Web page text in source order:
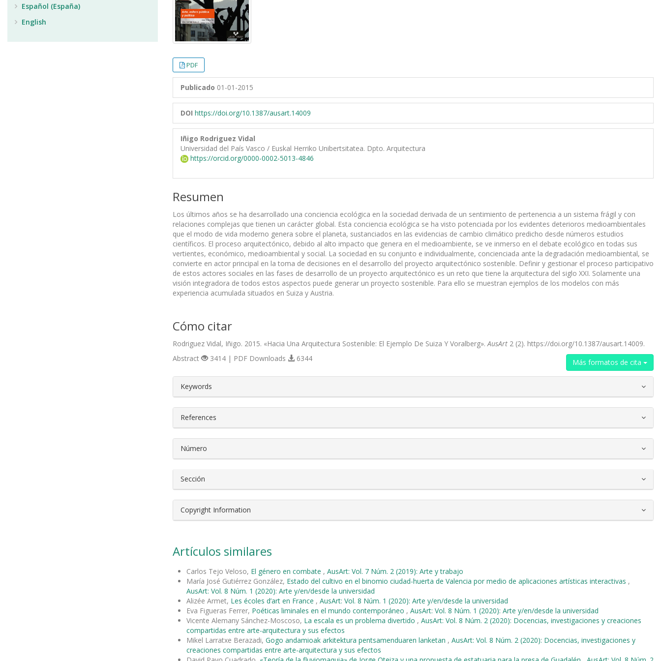
PDF
Publicado 01-01-2015
DOI https://doi.org/10.1387/ausart.14009
Iñigo Rodriguez Vidal
Universidad del País Vasco / Euskal Herriko Unibertsitatea. Dpto. Arquitectura
https://orcid.org/0000-0002-5013-4846
Resumen
Los últimos años se ha desarrollado una conciencia ecológica en la sociedad derivada de un sentimiento de pertenencia a un sistema frágil y con
relaciones complejas que tienen un carácter global. Esta conciencia ecológica se ha visto potenciada por los evidentes deterioros medioambientales
que el modo de vida moderno genera sobre el planeta, sustanciados en las evidencias de cambio climático predicho desde números estudios
científicos. El proceso arqui­tectónico, debido al alto impacto que genera en el medioambiente, se ve inmerso en el debate ecológico en todas sus
vertientes, económico, medioambiental y social. La sociedad en su conjunto e individualmente, concienciada ante la degradación medioambiental, se
convierte en actor principal en la toma de decisiones en el desarrollo del proyecto arquitectónico sostenible. Definir y gestionar el proceso participativo
de estos actores sociales en las fases de desarrollo de un proyecto arquitectónico es un reto que tiene la arqui­tectura del siglo XXI. Solamente una
visión integradora de todos estos aspectos puede generar un proyecto sostenible. Para ello se muestran ejemplos de los modelos con más
experiencia acumulada situados en Suiza y Austria.
Cómo citar
Rodriguez Vidal, Iñigo. 2015. «Hacia Una Arquitectura Sostenible: El Ejemplo De Suiza Y Voralberg». AusArt 2 (2). https://doi.org/10.1387/ausart.14009.
Más formatos de cita
Abstract 3414 | PDF Downloads 6344
##plugins.themes.bootstrap3.article.details##
Keywords
References
Número
Sección
Copyright Information
Artículos similares
Carlos Tejo Veloso, El género en combate , AusArt: Vol. 7 Núm. 2 (2019): Arte y trabajo
María José Gutiérrez González, Estado del cultivo en el binomio ciudad-huerta de Valencia por medio de aplicaciones artísticas interactivas ,
AusArt: Vol. 8 Núm. 1 (2020): Arte y/en/desde la universidad
Alizée Armet, Les écoles d’art en France , AusArt: Vol. 8 Núm. 1 (2020): Arte y/en/desde la universidad
Eva Figueras Ferrer, Poéticas liminales en el mundo contemporáneo , AusArt: Vol. 8 Núm. 1 (2020): Arte y/en/desde la universidad
Vicente Alemany Sánchez-Moscoso, La escala es un problema divertido , AusArt: Vol. 8 Núm. 2 (2020): Docencias, investigaciones y creaciones
compartidas entre arte-arquitectura y sus efectos
Mikel Larratxe Berazadi, Gogo andamioak arkitektura pentsamenduaren lanketan , AusArt: Vol. 8 Núm. 2 (2020): Docencias, investigaciones y
creaciones compartidas entre arte-arquitectura y sus efectos
Español (España)
English